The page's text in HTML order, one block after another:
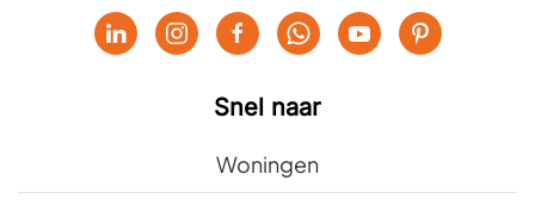
Snel naar
Woningen